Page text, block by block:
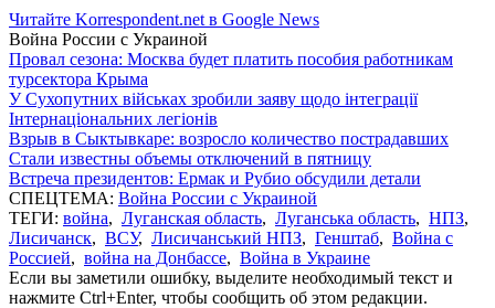
Читайте Korrespondent.net в Google News
Война России с Украиной
Провал сезона: Москва будет платить пособия работникам
турсектора Крыма
У Сухопутних військах зробили заяву щодо інтеграції
Інтернаціональних легіонів
Взрыв в Сыктывкаре: возросло количество пострадавших
Стали известны объемы отключений в пятницу
Встреча президентов: Ермак и Рубио обсудили детали
СПЕЦТЕМА: Война России с Украиной
ТЕГИ: война, Луганская область, Луганська область, НПЗ,
Лисичанск, ВСУ, Лисичанський НПЗ, Генштаб, Война с
Россией, война на Донбассе, Война в Украине
Если вы заметили ошибку, выделите необходимый текст и
нажмите Ctrl+Enter, чтобы сообщить об этом редакции.